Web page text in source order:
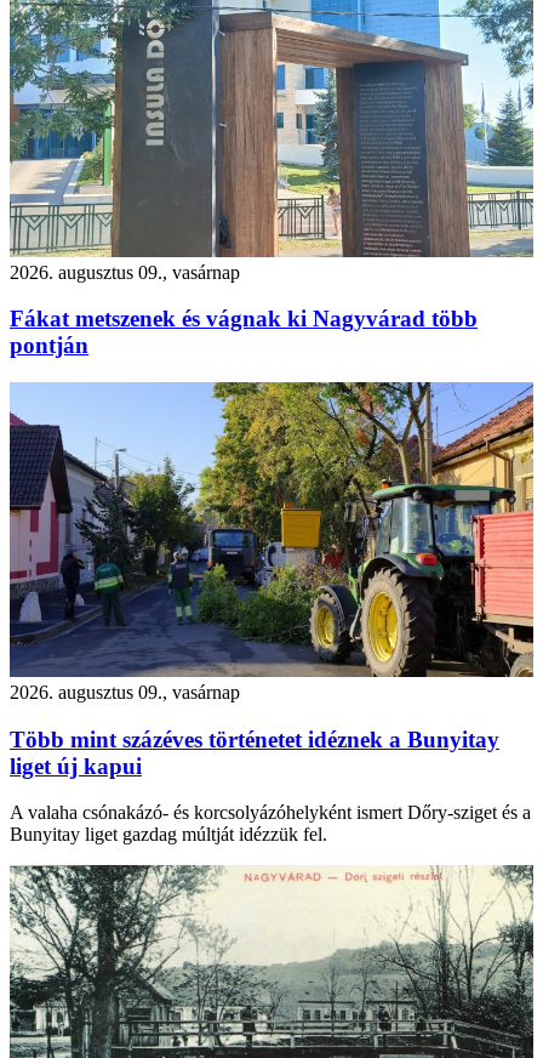
2026. augusztus 09., vasárnap
Fákat metszenek és vágnak ki Nagyvárad több
pontján
2026. augusztus 09., vasárnap
Több mint százéves történetet idéznek a Bunyitay
liget új kapui
A valaha csónakázó- és korcsolyázóhelyként ismert Dőry-sziget és a
Bunyitay liget gazdag múltját idézzük fel.